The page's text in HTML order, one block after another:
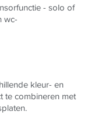
- solo of
wc-
kleur- en
te combineren met